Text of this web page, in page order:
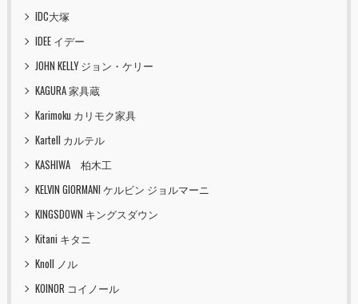
IDC大塚
IDEE イデー
JOHN KELLY ジョン・ケリー
KAGURA 家具蔵
Karimoku カリモク家具
Kartell カルテル
KASHIWA 柏木工
KELVIN GIORMANI ケルビン ジョルマーニ
KINGSDOWN キングスダウン
Kitani キタニ
Knoll ノル
KOINOR コイノール